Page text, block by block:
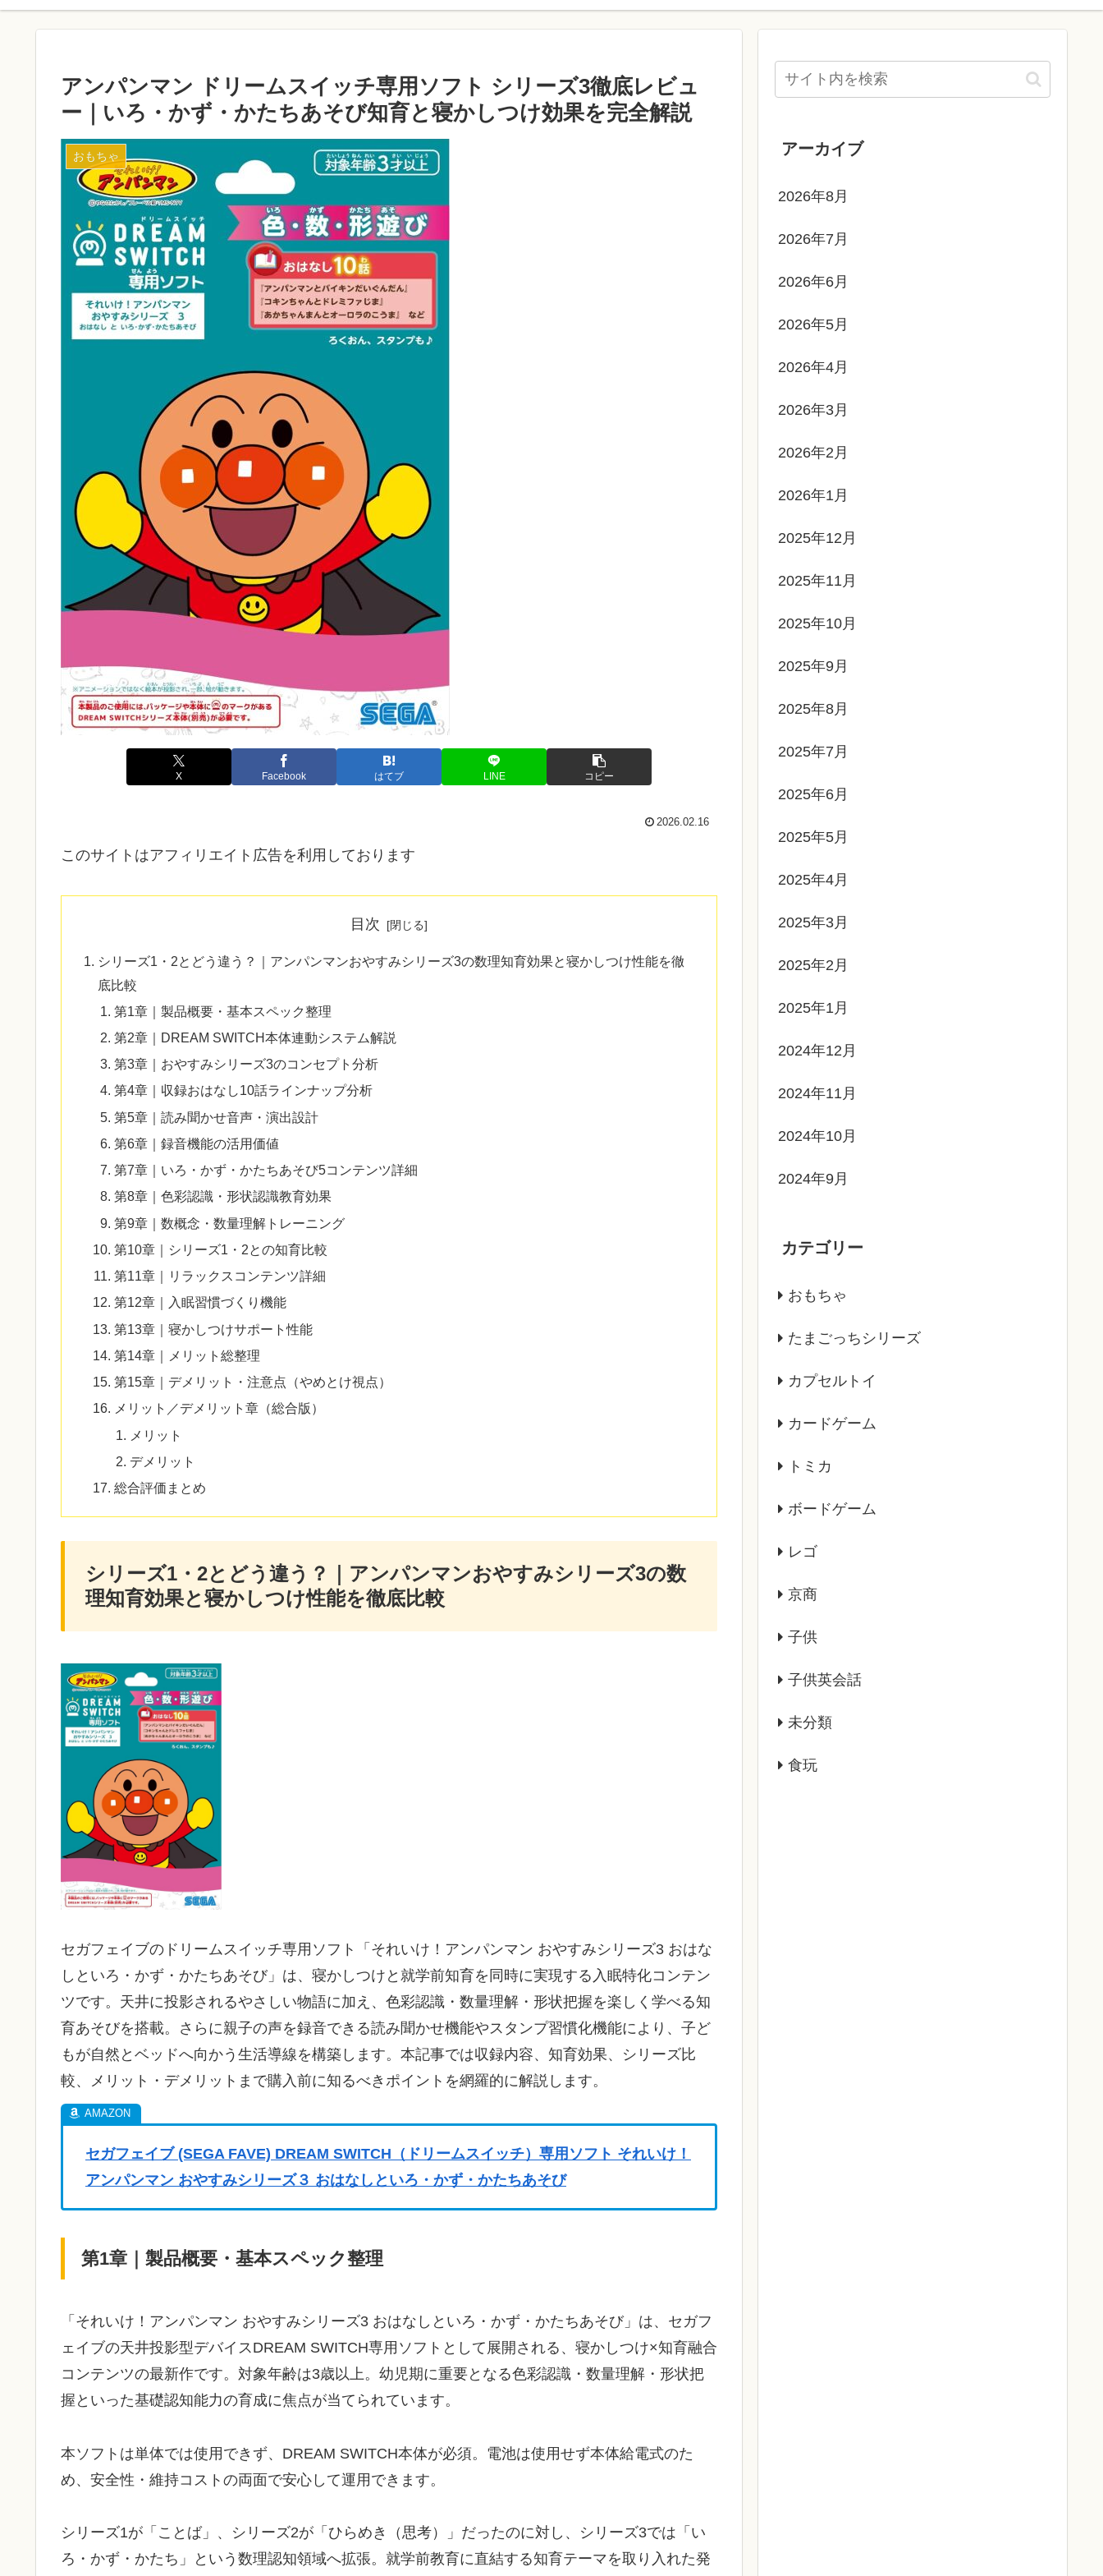
アンパンマン ドリームスイッチ専用ソフト シリーズ3徹底レビュ
ー｜いろ・かず・かたちあそび知育と寝かしつけ効果を完全解説
おもちゃ
X Facebook はてブ LINE コピー
2026.02.16
このサイトはアフィリエイト広告を利用しております
目次
シリーズ1・2とどう違う？｜アンパンマンおやすみシリーズ3の数理知育効果と寝かしつけ性能を徹
底比較
第1章｜製品概要・基本スペック整理
第2章｜DREAM SWITCH本体連動システム解説
第3章｜おやすみシリーズ3のコンセプト分析
第4章｜収録おはなし10話ラインナップ分析
第5章｜読み聞かせ音声・演出設計
第6章｜録音機能の活用価値
第7章｜いろ・かず・かたちあそび5コンテンツ詳細
第8章｜色彩認識・形状認識教育効果
第9章｜数概念・数量理解トレーニング
第10章｜シリーズ1・2との知育比較
第11章｜リラックスコンテンツ詳細
第12章｜入眠習慣づくり機能
第13章｜寝かしつけサポート性能
第14章｜メリット総整理
第15章｜デメリット・注意点（やめとけ視点）
メリット／デメリット章（総合版）
メリット
デメリット
総合評価まとめ
シリーズ1・2とどう違う？｜アンパンマンおやすみシリーズ3の数
理知育効果と寝かしつけ性能を徹底比較
セガフェイブのドリームスイッチ専用ソフト「それいけ！アンパンマン おやすみシリーズ3 おはな
しといろ・かず・かたちあそび」は、寝かしつけと就学前知育を同時に実現する入眠特化コンテン
ツです。天井に投影されるやさしい物語に加え、色彩認識・数量理解・形状把握を楽しく学べる知
育あそびを搭載。さらに親子の声を録音できる読み聞かせ機能やスタンプ習慣化機能により、子ど
もが自然とベッドへ向かう生活導線を構築します。本記事では収録内容、知育効果、シリーズ比
較、メリット・デメリットまで購入前に知るべきポイントを網羅的に解説します。
セガフェイブ (SEGA FAVE) DREAM SWITCH（ドリームスイッチ）専用ソフト それいけ！
アンパンマン おやすみシリーズ３ おはなしといろ・かず・かたちあそび
第1章｜製品概要・基本スペック整理
「それいけ！アンパンマン おやすみシリーズ3 おはなしといろ・かず・かたちあそび」は、セガフ
ェイブの天井投影型デバイスDREAM SWITCH専用ソフトとして展開される、寝かしつけ×知育融合
コンテンツの最新作です。対象年齢は3歳以上。幼児期に重要となる色彩認識・数量理解・形状把
握といった基礎認知能力の育成に焦点が当てられています。
本ソフトは単体では使用できず、DREAM SWITCH本体が必須。電池は使用せず本体給電式のた
め、安全性・維持コストの両面で安心して運用できます。
シリーズ1が「ことば」、シリーズ2が「ひらめき（思考）」だったのに対し、シリーズ3では「い
ろ・かず・かたち」という数理認知領域へ拡張。就学前教育に直結する知育テーマを取り入れた発
アーカイブ
2026年8月
2026年7月
2026年6月
2026年5月
2026年4月
2026年3月
2026年2月
2026年1月
2025年12月
2025年11月
2025年10月
2025年9月
2025年8月
2025年7月
2025年6月
2025年5月
2025年4月
2025年3月
2025年2月
2025年1月
2024年12月
2024年11月
2024年10月
2024年9月
カテゴリー
おもちゃ
たまごっちシリーズ
カプセルトイ
カードゲーム
トミカ
ボードゲーム
レゴ
京商
子供
子供英会話
未分類
食玩